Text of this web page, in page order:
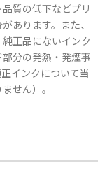
質の低下などプリ
あります。また、
正品にないインク
分の発熱・発煙事
インクについて当
せん）。